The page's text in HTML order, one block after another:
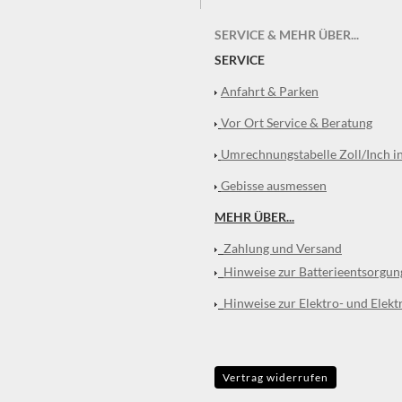
SERVICE & MEHR ÜBER...
SERVICE
Anfahrt & Parken
Vor Ort Service & Beratung
Umrechnungstabelle Zoll/Inch
Gebisse ausmessen
MEHR ÜBER...
Zahlung und Versand
Hinweise zur
Hinweise zur Elektro- und
Vertrag widerrufen